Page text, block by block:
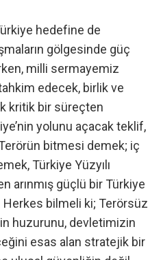
hedefine de
gölgesinde güç
milli sermayemiz
edecek, birlik ve
kritik bir süreçten
yolunu açacak teklif,
bitmesi demek; iç
Türkiye Yüzyılı
arınmış güçlü bir Türkiye
bilmeli ki; Terörsüz
huzurunu, devletimizin
esas alan stratejik bir